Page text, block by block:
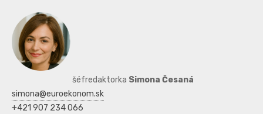
šéfredaktorka Simona Česaná
simona@euroekonom.sk
+421 907 234 066